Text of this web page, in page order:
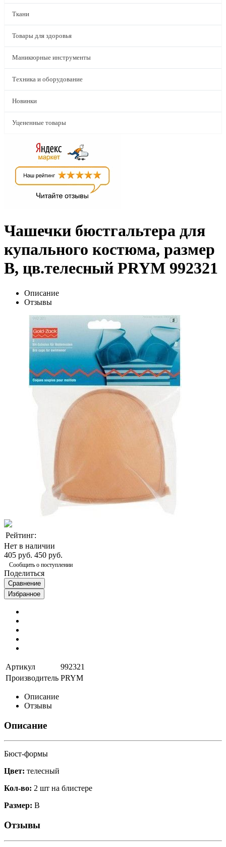
Ткани
Товары для здоровья
Маникюрные инструменты
Техника и оборудование
Новинки
Уцененные товары
Чашечки бюстгальтера для
купального костюма, размер
B, цв.телесный PRYM 992321
Описание
Отзывы
Рейтинг:
Нет в наличии
405 руб. 450 руб.
Сообщить о поступлении
Поделиться
Сравнение
Избранное
Артикул
992321
Производитель PRYM
Описание
Отзывы
Описание
Бюст-формы
Цвет: телесный
Кол-во: 2 шт на блистере
Размер: B
Отзывы